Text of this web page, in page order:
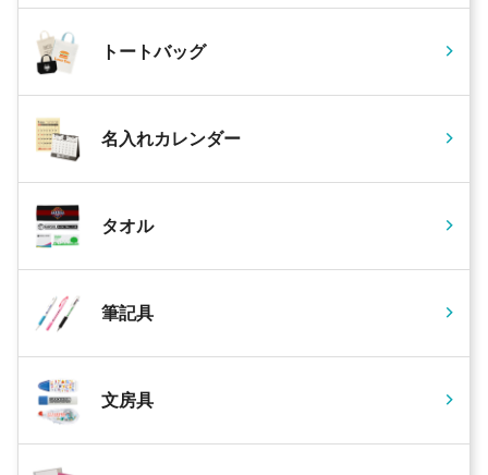
トートバッグ
名入れカレンダー
タオル
筆記具
文房具